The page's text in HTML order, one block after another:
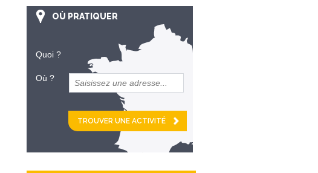
OÙ PRATIQUER
Quoi ?
Où ?
et
km alentour